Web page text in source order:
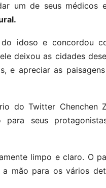
um de seus médicos
idoso e concordou
deixou as cidades
e apreciar as
do Twitter Chenchen
seus
limpo e claro. O
mão para os vários